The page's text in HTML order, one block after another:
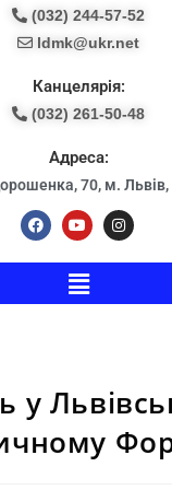
(032) 244-57-52
ldmk@ukr.net
Канцелярія:
(032) 261-50-48
Адреса:
70, м. Львів,
у